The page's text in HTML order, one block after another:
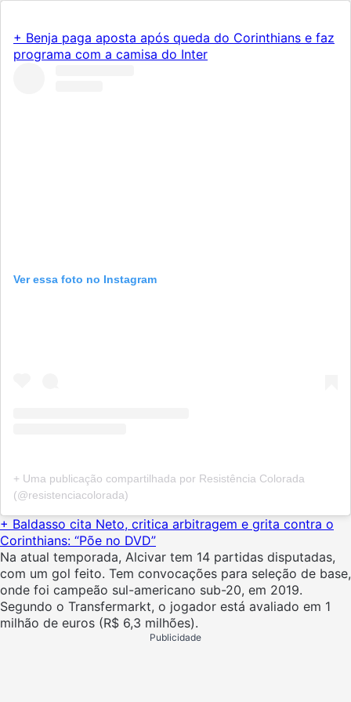
+ Benja paga aposta após queda do Corinthians e faz
programa com a camisa do Inter
Ver essa foto no Instagram
+ Uma publicação compartilhada por Resistência Colorada
(@resistenciacolorada)
+ Baldasso cita Neto, critica arbitragem e grita contra o
Corinthians: “Põe no DVD”
Na atual temporada, Alcivar tem 14 partidas disputadas,
com um gol feito. Tem convocações para seleção de base,
onde foi campeão sul-americano sub-20, em 2019.
Segundo o Transfermarkt, o jogador está avaliado em 1
milhão de euros (R$ 6,3 milhões).
Publicidade